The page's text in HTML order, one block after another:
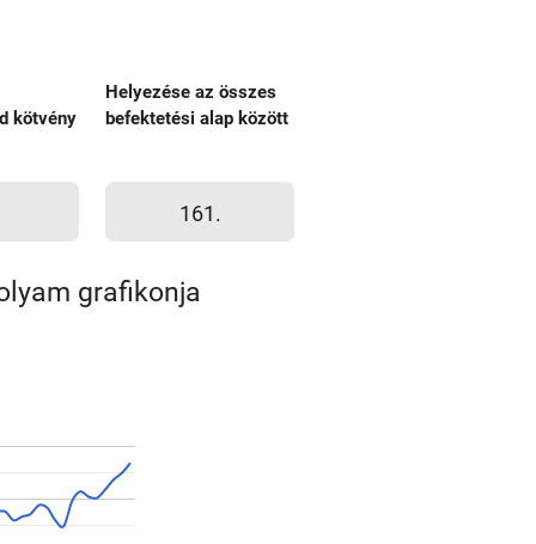
kötvény
Helyezése az összes
befektetési alap között
161.
grafikonja